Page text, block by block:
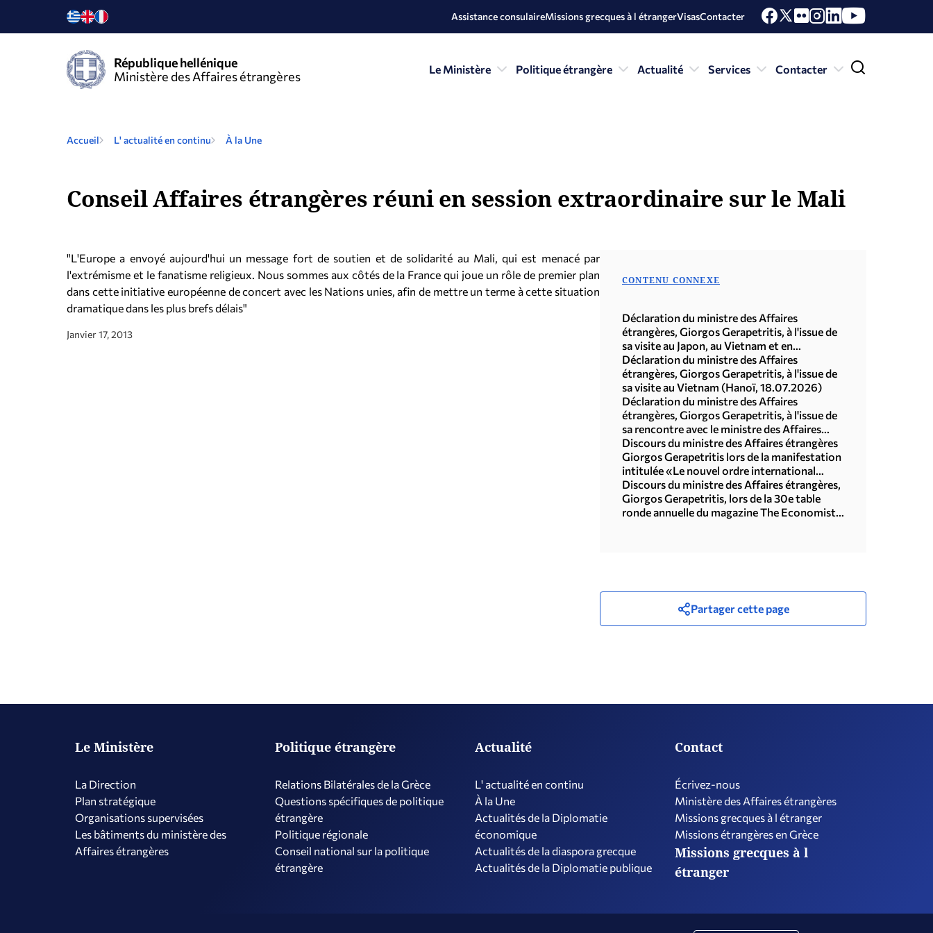
Assistance consulaireMissions grecques à l étrangerVisasContacter
République hellénique
Ministère des Affaires étrangères
Le Ministère Politique étrangère Actualité Services Contacter
Accueil L' actualité en continu À la Une
Conseil Affaires étrangères réuni en session extraordinaire sur le Mali
"L'Europe a envoyé aujourd'hui un message fort de soutien et de solidarité au Mali, qui est menacé par
l'extrémisme et le fanatisme religieux. Nous sommes aux côtés de la France qui joue un rôle de premier plan
dans cette initiative européenne de concert avec les Nations unies, afin de mettre un terme à cette situation
dramatique dans les plus brefs délais"
Janvier 17, 2013
CONTENU CONNEXE
Déclaration du ministre des Affaires
étrangères, Giorgos Gerapetritis, à l'issue de
sa visite au Japon, au Vietnam et en
République de Corée (Séoul, 21.07.2026)
Déclaration du ministre des Affaires
étrangères, Giorgos Gerapetritis, à l'issue de
sa visite au Vietnam (Hanoï, 18.07.2026)
Déclaration du ministre des Affaires
étrangères, Giorgos Gerapetritis, à l'issue de
sa rencontre avec le ministre des Affaires
étrangères du Japon, Toshimitsu Motegi
(Tokyo, 16.07.2026)
Discours du ministre des Affaires étrangères
Giorgos Gerapetritis lors de la manifestation
intitulée «Le nouvel ordre international
multipolaire», organisée par l'Université des
Nations Unies à Tokyo (15.07.2026)
Discours du ministre des Affaires étrangères,
Giorgos Gerapetritis, lors de la 30e table
ronde annuelle du magazine The Economist
Partager cette page
Le Ministère
La Direction
Plan stratégique
Organisations supervisées
Les bâtiments du ministère des
Affaires étrangères
Politique étrangère
Relations Bilatérales de la Grèce
Questions spécifiques de politique
étrangère
Politique régionale
Conseil national sur la politique
étrangère
Actualité
L' actualité en continu
À la Une
Actualités de la Diplomatie
économique
Actualités de la diaspora grecque
Actualités de la Diplomatie publique
Contact
Écrivez-nous
Ministère des Affaires étrangères
Missions grecques à l étranger
Missions étrangères en Grèce
Missions grecques à l
étranger